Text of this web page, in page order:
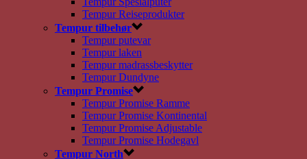
Tempur Reiseprodukter
Tempur tilbehør
Tempur putevar
Tempur laken
Tempur madrassbeskytter
Tempur Dundyne
Tempur Promise
Tempur Promise Ramme
Tempur Promise Kontinental
Tempur Promise Adjustable
Tempur Promise Hodegavl
Tempur North